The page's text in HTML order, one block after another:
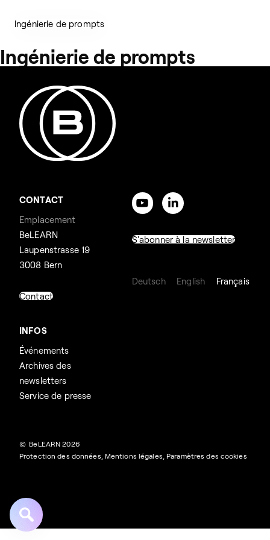
Rechercher :
Ingénierie de prompts
Ingénierie de prompts
CONTACT
Emplacement
BeLEARN
Laupenstrasse 19
3008 Bern
Contact
INFOS
Événements
Archives des
newsletters
Service de presse
S'abonner à la newsletter
Deutsch English Français
© BeLEARN 2026
Protection des données Mentions légales ,Paramètres des cookies